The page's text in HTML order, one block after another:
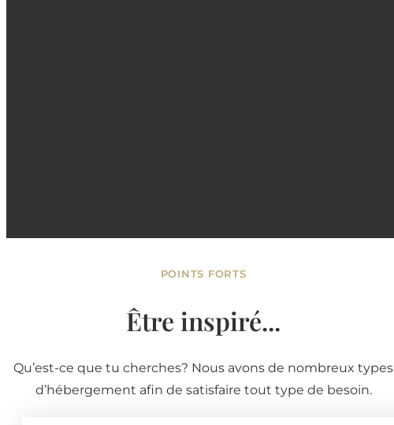
POINTS FORTS
Être inspiré...
Qu’est-ce que tu cherches? Nous avons de nombreux types
d’hébergement afin de satisfaire tout type de besoin.